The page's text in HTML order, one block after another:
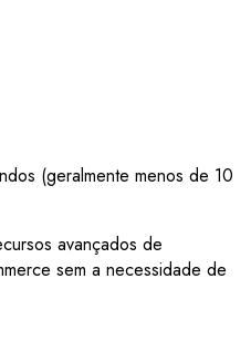
(geralmente menos de 10
avançados de
sem a necessidade de